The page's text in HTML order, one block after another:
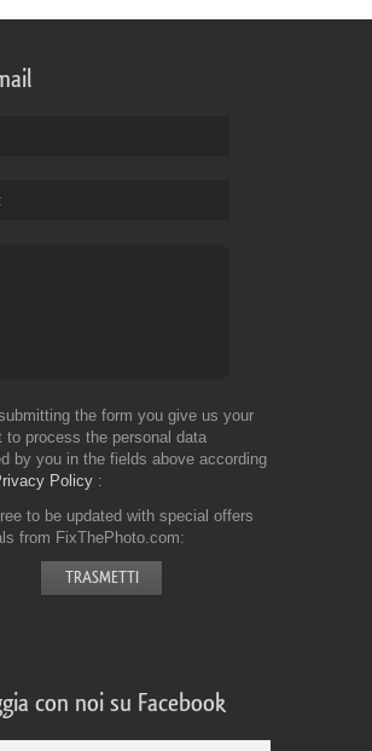
the form you give us your
to process the personal data
by you in the fields above according
Policy
to be updated with special offers
from FixThePhoto.com
con noi su Facebook